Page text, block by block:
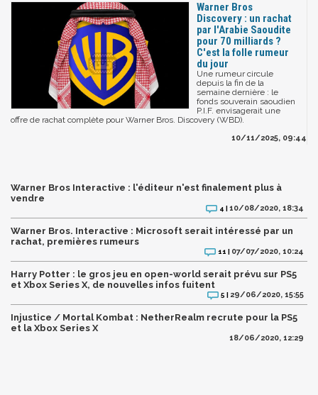
Warner Bros
Discovery : un rachat
par l'Arabie Saoudite
pour 70 milliards ?
C'est la folle rumeur
du jour
Une rumeur circule
depuis la fin de la
semaine dernière : le
fonds souverain saoudien
P.I.F. envisagerait une
offre de rachat complète pour Warner Bros. Discovery (WBD).
10/11/2025, 09:44
Warner Bros Interactive : l'éditeur n'est finalement plus à
vendre
4 |10/08/2020, 18:34
Warner Bros. Interactive : Microsoft serait intéressé par un
rachat, premières rumeurs
11 | 07/07/2020, 10:24
Harry Potter : le gros jeu en open-world serait prévu sur PS5
et Xbox Series X, de nouvelles infos fuitent
5 | 29/06/2020, 15:55
Injustice / Mortal Kombat : NetherRealm recrute pour la PS5
et la Xbox Series X
18/06/2020, 12:29